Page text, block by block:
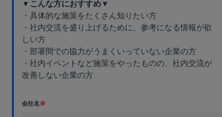
▼こんな方におすすめ▼
・具体的な施策をたくさん知りたい方
・社内交流を盛り上げるために、参考になる情報が欲
しい方
・部署間での協力がうまくいっていない企業の方
・社内イベントなど施策をやったものの、社内交流が
改善しない企業の方
会社名※